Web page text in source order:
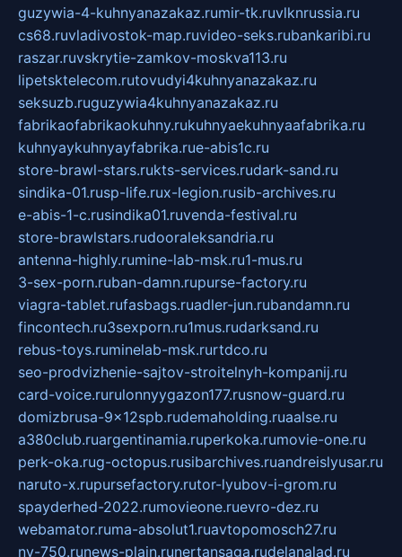
guzywia-4-kuhnyanazakaz.rumir-tk.ruvlknrussia.ru
cs68.ruvladivostok-map.ruvideo-seks.rubankaribi.ru
raszar.ruvskrytie-zamkov-moskva113.ru
lipetsktelecom.rutovudyi4kuhnyanazakaz.ru
seksuzb.ruguzywia4kuhnyanazakaz.ru
fabrikaofabrikaokuhny.rukuhnyaekuhnyaafabrika.ru
kuhnyaykuhnyayfabrika.rue-abis1c.ru
store-brawl-stars.rukts-services.rudark-sand.ru
sindika-01.rusp-life.rux-legion.rusib-archives.ru
e-abis-1-c.rusindika01.ruvenda-festival.ru
store-brawlstars.rudooraleksandria.ru
antenna-highly.rumine-lab-msk.ru1-mus.ru
3-sex-porn.ruban-damn.rupurse-factory.ru
viagra-tablet.rufasbags.ruadler-jun.rubandamn.ru
fincontech.ru3sexporn.ru1mus.rudarksand.ru
rebus-toys.ruminelab-msk.rurtdco.ru
seo-prodvizhenie-sajtov-stroitelnyh-kompanij.ru
card-voice.rurulonnyygazon177.rusnow-guard.ru
domizbrusa-9x12spb.rudemaholding.ruaalse.ru
a380club.ruargentinamia.ruperkoka.rumovie-one.ru
perk-oka.rug-octopus.rusibarchives.ruandreislyusar.ru
naruto-x.rupursefactory.rutor-lyubov-i-grom.ru
spayderhed-2022.rumovieone.ruevro-dez.ru
webamator.ruma-absolut1.ruavtopomosch27.ru
nv-750.runews-plain.runertansaga.rudelanalad.ru